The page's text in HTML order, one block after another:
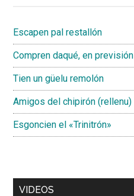
Escapen pal restallón
Compren daqué, en previsión
Tien un güelu remolón
Amigos del chipirón (rellenu)
Esgoncien el «Trinitrón»
VIDEOS